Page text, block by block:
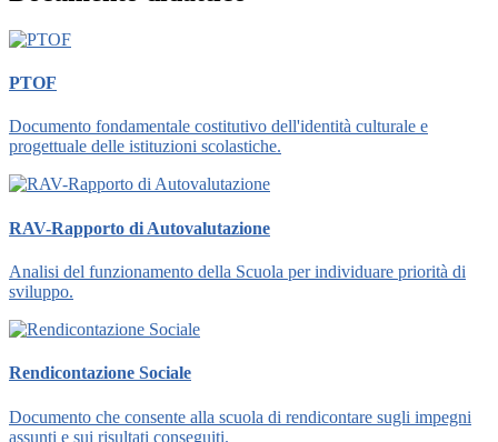
PTOF
Documento fondamentale costitutivo dell'identità culturale e
progettuale delle istituzioni scolastiche.
RAV-Rapporto di Autovalutazione
Analisi del funzionamento della Scuola per individuare priorità di
sviluppo.
Rendicontazione Sociale
Documento che consente alla scuola di rendicontare sugli impegni
assunti e sui risultati conseguiti.